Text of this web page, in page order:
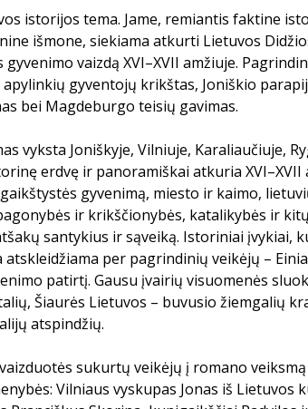
istorijos tema. Jame, remiantis faktine
išmone, siekiama atkurti Lietuvos
vaizdą XVI–XVII amžiuje.
apylinkių gyventojų krikštas, Joniškio
bei Magdeburgo teisių gavimas.
vyksta Joniškyje, Vilniuje, Karaliaučiuje,
erdvę ir panoramiškai atkuria XVI–XVII
gyvenimą, miesto ir kaimo,
ir krikščionybės, katalikybės ir kitų
santykius ir sąveiką. Istoriniai įvykiai,
per pagrindinių veikėjų –
patirtį. Gausu įvairių visuomenės
Šiaurės Lietuvos – buvusio žiemgalių
atspindžių.
sukurtų veikėjų į romano
Vilniaus vyskupas Jonas iš Lietuvos